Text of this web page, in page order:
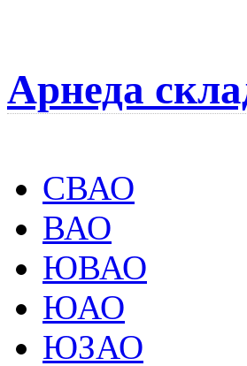
Арнеда
СВАО
ВАО
ЮВАО
ЮАО
ЮЗАО